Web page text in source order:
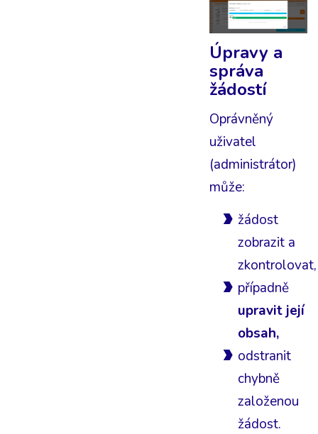
Úpravy a
správa
žádostí
Oprávněný
uživatel
(administrátor)
může:
žádost
zobrazit a
zkontrolovat,
případně
upravit její
obsah,
odstranit
chybně
založenou
žádost.